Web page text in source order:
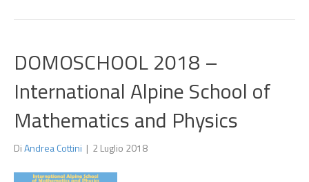
DOMOSCHOOL 2018 –
International Alpine School of
Mathematics and Physics
DiAndrea Cottini | 2 Luglio 2018